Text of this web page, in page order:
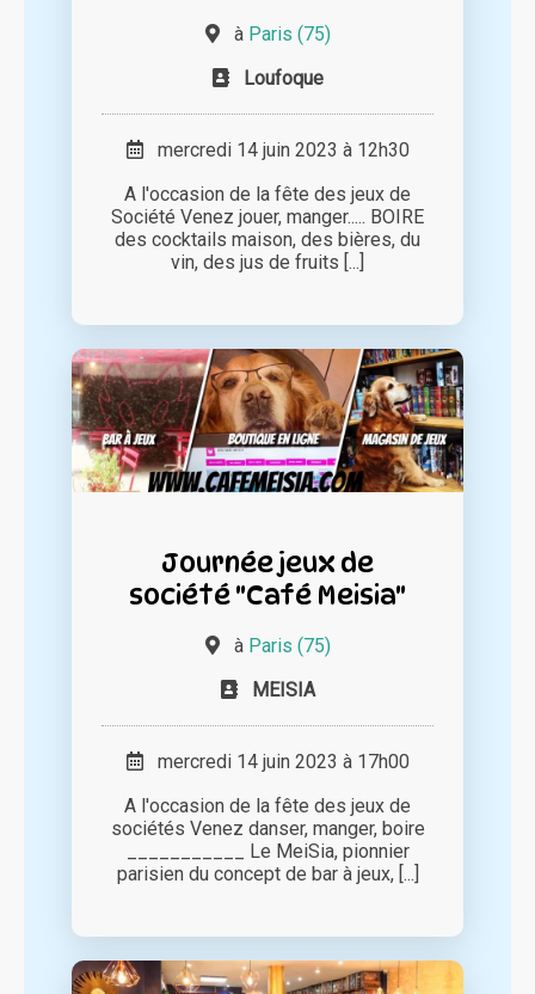
à Paris (75)
Loufoque
mercredi 14 juin 2023 à 12h30
A l'occasion de la fête des jeux de
Société Venez jouer, manger..... BOIRE
des cocktails maison, des bières, du
vin, des jus de fruits [...]
Journée jeux de
société "Café Meisia"
à Paris (75)
MEISIA
mercredi 14 juin 2023 à 17h00
A l'occasion de la fête des jeux de
sociétés Venez danser, manger, boire
___________ Le MeiSia, pionnier
parisien du concept de bar à jeux, [...]